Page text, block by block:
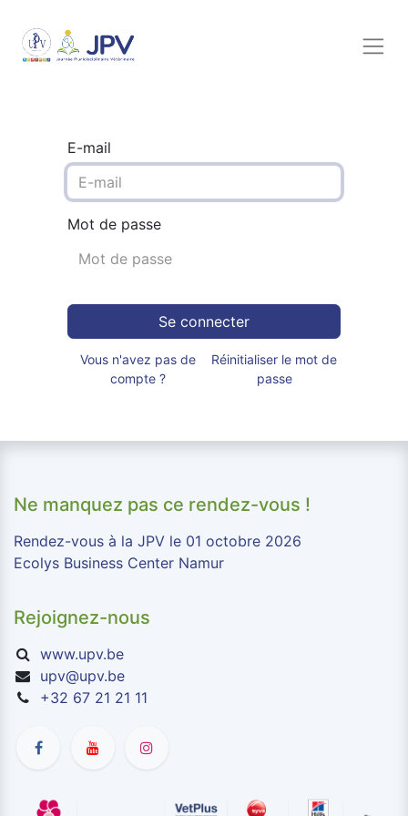
E-mail
Mot de passe
Se connecter
Vous n'avez pas de
compte ?
Réinitialiser le mot de
passe
Ne manquez pas ce rendez-vous !
Rendez-vous à la JPV le 01 octobre 2026
Ecolys Business Center Namur
Rejoignez-nous
www.upv.be
upv@upv.be
+32 67 21 21 11